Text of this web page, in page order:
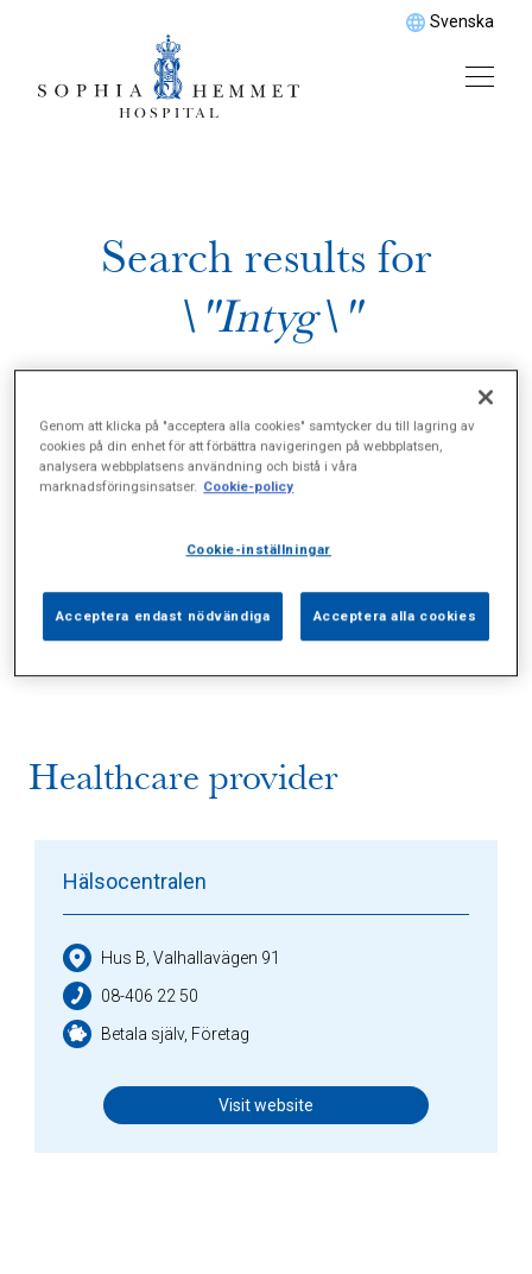
Svenska
Search results for
\"Intyg\"
Alla (3) Vårdgivare (1) Specialister (0)
Sidor (0) Press (0) Sophianytt (0)
Healthcare provider
Hälsocentralen
Hus B, Valhallavägen 91
08-406 22 50
Betala själv, Företag
Visit website
Genom att klicka på "acceptera alla cookies" samtycker du till lagring av
cookies på din enhet för att förbättra navigeringen på webbplatsen,
analysera webbplatsens användning och bistå i våra
marknadsföringsinsatser. Cookie-policy
Cookie-inställningar
Acceptera endast nödvändiga Acceptera alla cookies